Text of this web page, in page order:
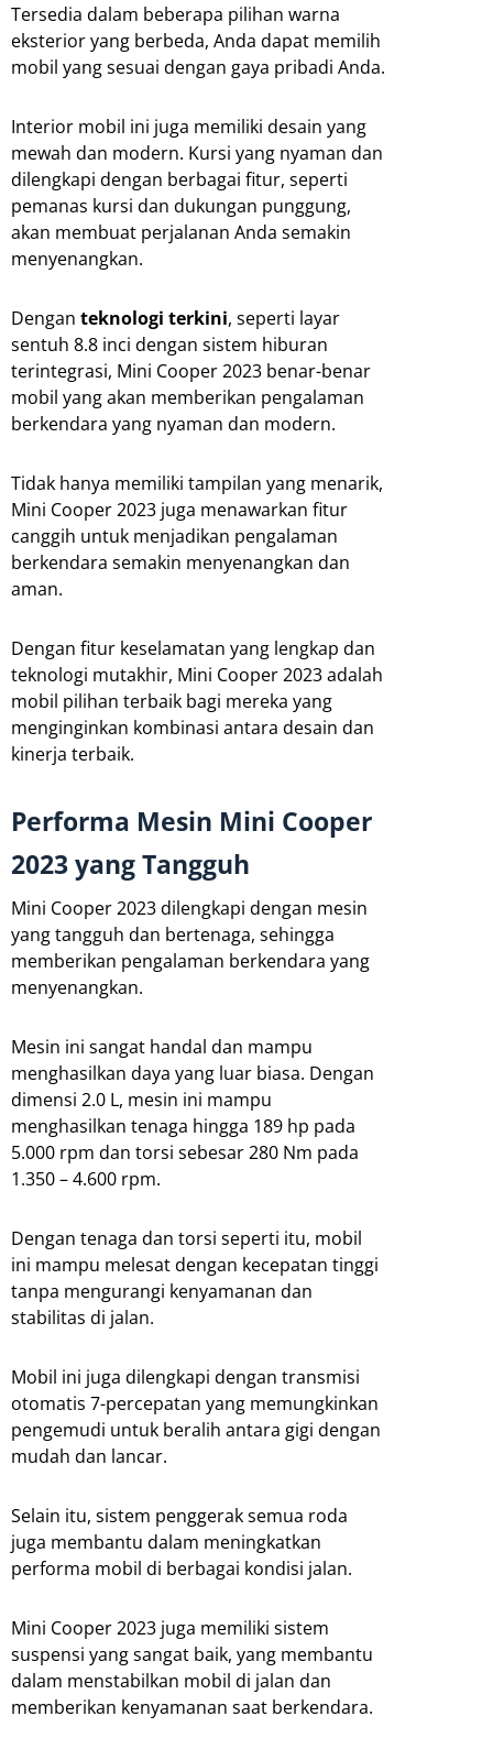
Tersedia dalam beberapa pilihan warna
eksterior yang berbeda, Anda dapat memilih
mobil yang sesuai dengan gaya pribadi Anda.
Interior mobil ini juga memiliki desain yang
mewah dan modern. Kursi yang nyaman dan
dilengkapi dengan berbagai fitur, seperti
pemanas kursi dan dukungan punggung,
akan membuat perjalanan Anda semakin
menyenangkan.
Dengan teknologi terkini, seperti layar
sentuh 8.8 inci dengan sistem hiburan
terintegrasi, Mini Cooper 2023 benar-benar
mobil yang akan memberikan pengalaman
berkendara yang nyaman dan modern.
Tidak hanya memiliki tampilan yang menarik,
Mini Cooper 2023 juga menawarkan fitur
canggih untuk menjadikan pengalaman
berkendara semakin menyenangkan dan
aman.
Dengan fitur keselamatan yang lengkap dan
teknologi mutakhir, Mini Cooper 2023 adalah
mobil pilihan terbaik bagi mereka yang
menginginkan kombinasi antara desain dan
kinerja terbaik.
Performa Mesin Mini Cooper
2023 yang Tangguh
Mini Cooper 2023 dilengkapi dengan mesin
yang tangguh dan bertenaga, sehingga
memberikan pengalaman berkendara yang
menyenangkan.
Mesin ini sangat handal dan mampu
menghasilkan daya yang luar biasa. Dengan
dimensi 2.0 L, mesin ini mampu
menghasilkan tenaga hingga 189 hp pada
5.000 rpm dan torsi sebesar 280 Nm pada
1.350 – 4.600 rpm.
Dengan tenaga dan torsi seperti itu, mobil
ini mampu melesat dengan kecepatan tinggi
tanpa mengurangi kenyamanan dan
stabilitas di jalan.
Mobil ini juga dilengkapi dengan transmisi
otomatis 7-percepatan yang memungkinkan
pengemudi untuk beralih antara gigi dengan
mudah dan lancar.
Selain itu, sistem penggerak semua roda
juga membantu dalam meningkatkan
performa mobil di berbagai kondisi jalan.
Mini Cooper 2023 juga memiliki sistem
suspensi yang sangat baik, yang membantu
dalam menstabilkan mobil di jalan dan
memberikan kenyamanan saat berkendara.